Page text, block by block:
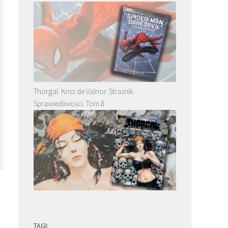
Thorgal. Kriss de Valnor. Strażnik
Sprawiedliwości. Tom 8
TAGI: